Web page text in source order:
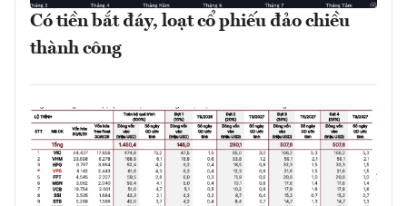
Có tiền bắt đáy, loạt cổ phiếu đảo chiều
thành công